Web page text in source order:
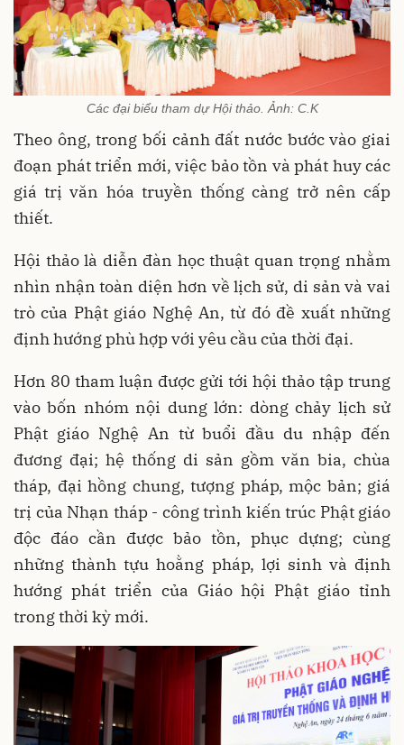
Các đại biểu tham dự Hội thảo. Ảnh: C.K
Theo ông, trong bối cảnh đất nước bước vào giai
đoạn phát triển mới, việc bảo tồn và phát huy các
giá trị văn hóa truyền thống càng trở nên cấp
thiết.
Hội thảo là diễn đàn học thuật quan trọng nhằm
nhìn nhận toàn diện hơn về lịch sử, di sản và vai
trò của Phật giáo Nghệ An, từ đó đề xuất những
định hướng phù hợp với yêu cầu của thời đại.
Hơn 80 tham luận được gửi tới hội thảo tập trung
vào bốn nhóm nội dung lớn: dòng chảy lịch sử
Phật giáo Nghệ An từ buổi đầu du nhập đến
đương đại; hệ thống di sản gồm văn bia, chùa
tháp, đại hồng chung, tượng pháp, mộc bản; giá
trị của Nhạn tháp - công trình kiến trúc Phật giáo
độc đáo cần được bảo tồn, phục dựng; cùng
những thành tựu hoằng pháp, lợi sinh và định
hướng phát triển của Giáo hội Phật giáo tỉnh
trong thời kỳ mới.